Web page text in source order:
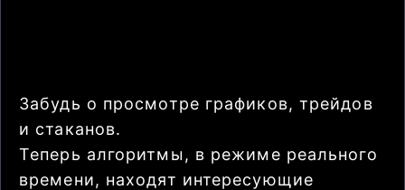
Забудь о просмотре графиков, трейдов
и стаканов.
Теперь алгоритмы, в режиме реального
времени, находят интересующие